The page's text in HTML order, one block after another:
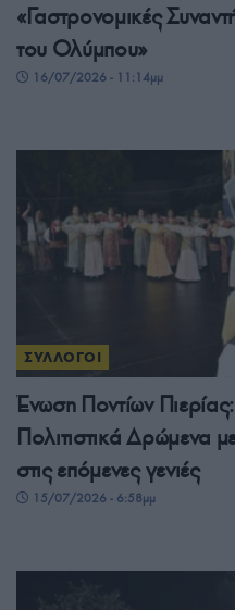
«Γαστρονομικές
του Ολύμπου»
16/07/2026 - 11:14μμ
ΣΥΛΛΟΓΟΙ
Ένωση Ποντίων
Πολιτιστικά Δρώμενα
στις επόμενες γενιές
15/07/2026 - 6:58μμ